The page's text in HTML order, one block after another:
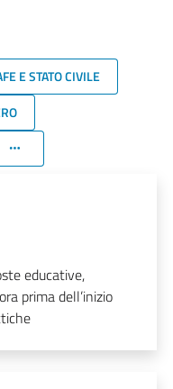
E STATO CIVILE
educative,
prima dell’inizio